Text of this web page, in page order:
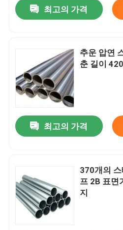
최고의 가격
추운 압연
춘 길이
최고의 가격
370개의
프 2B 표면
지